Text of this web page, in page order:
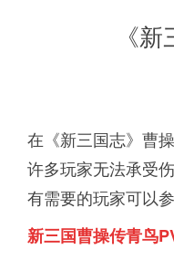
《
在《新三国志》曹
许多玩家无法承受
有需要的玩家可以参
新三国曹操传青鸟